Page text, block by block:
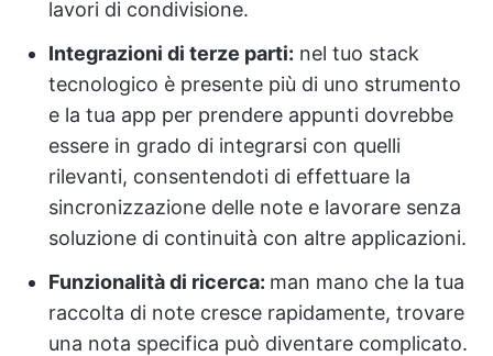
lavori di condivisione.
Integrazioni di terze parti: nel tuo stack
tecnologico è presente più di uno strumento
e la tua app per prendere appunti dovrebbe
essere in grado di integrarsi con quelli
rilevanti, consentendoti di effettuare la
sincronizzazione delle note e lavorare senza
soluzione di continuità con altre applicazioni.
Funzionalità di ricerca: man mano che la tua
raccolta di note cresce rapidamente, trovare
una nota specifica può diventare complicato.